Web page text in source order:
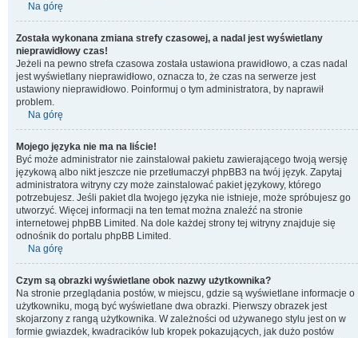
Na górę
Została wykonana zmiana strefy czasowej, a nadal jest wyświetlany
nieprawidłowy czas!
Jeżeli na pewno strefa czasowa została ustawiona prawidłowo, a czas nadal
jest wyświetlany nieprawidłowo, oznacza to, że czas na serwerze jest
ustawiony nieprawidłowo. Poinformuj o tym administratora, by naprawił
problem.
Na górę
Mojego języka nie ma na liście!
Być może administrator nie zainstalował pakietu zawierającego twoją wersję
językową albo nikt jeszcze nie przetłumaczył phpBB3 na twój język. Zapytaj
administratora witryny czy może zainstalować pakiet językowy, którego
potrzebujesz. Jeśli pakiet dla twojego języka nie istnieje, może spróbujesz go
utworzyć. Więcej informacji na ten temat można znaleźć na stronie
internetowej phpBB Limited. Na dole każdej strony tej witryny znajduje się
odnośnik do portalu phpBB Limited.
Na górę
Czym są obrazki wyświetlane obok nazwy użytkownika?
Na stronie przeglądania postów, w miejscu, gdzie są wyświetlane informacje o
użytkowniku, mogą być wyświetlane dwa obrazki. Pierwszy obrazek jest
skojarzony z rangą użytkownika. W zależności od używanego stylu jest on w
formie gwiazdek, kwadracików lub kropek pokazujących, jak dużo postów